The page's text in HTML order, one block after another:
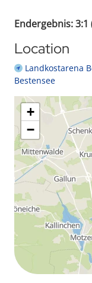
Endergebnis: 3:1
Location
Landkostarena
Bestensee
+
−